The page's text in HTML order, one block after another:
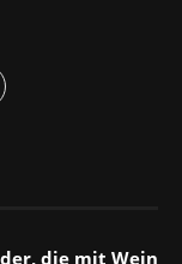
die mit Wein